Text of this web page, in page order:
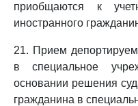
приобщаются к
иностранного
21. Прием
в специальное
основании решения
гражданина в